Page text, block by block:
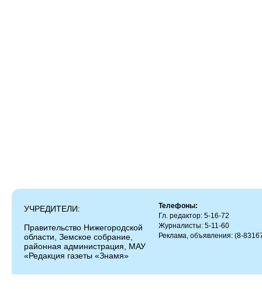
УЧРЕДИТЕЛИ:
Правительство Нижегородской
области, Земское собрание,
районная администрация, МАУ
«Редакция газеты «Знамя»
Телефоны:
Гл. редактор: 5-16-72
Журналисты: 5-11-60
Реклама, объявления: (8-